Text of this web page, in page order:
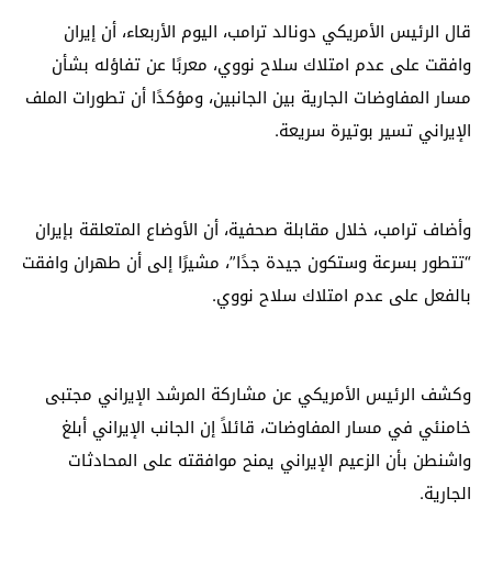
قال الرئيس الأمريكي دونالد ترامب، اليوم الأربعاء، أن إيران
وافقت على عدم امتلاك سلاح نووي، معربًا عن تفاؤله بشأن
مسار المفاوضات الجارية بين الجانبين، ومؤكدًا أن تطورات الملف
الإيراني تسير بوتيرة سريعة.
وأضاف ترامب، خلال مقابلة صحفية، أن الأوضاع المتعلقة بإيران
“تتطور بسرعة وستكون جيدة جدًا”، مشيرًا إلى أن طهران وافقت
بالفعل على عدم امتلاك سلاح نووي.
وكشف الرئيس الأمريكي عن مشاركة المرشد الإيراني مجتبى
خامنئي في مسار المفاوضات، قائلاً إن الجانب الإيراني أبلغ
واشنطن بأن الزعيم الإيراني يمنح موافقته على المحادثات
الجارية.